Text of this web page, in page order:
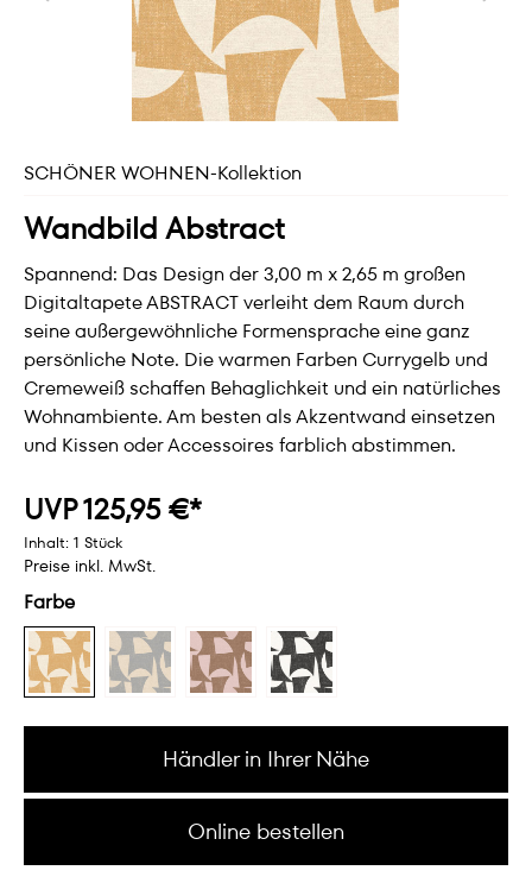
SCHÖNER WOHNEN-Kollektion
Wandbild Abstract
Spannend: Das Design der 3,00 m x 2,65 m großen
Digitaltapete ABSTRACT verleiht dem Raum durch
seine außergewöhnliche Formensprache eine ganz
persönliche Note. Die warmen Farben Currygelb und
Cremeweiß schaffen Behaglichkeit und ein natürliches
Wohnambiente. Am besten als Akzentwand einsetzen
und Kissen oder Accessoires farblich abstimmen.
UVP 125,95 €*
Inhalt: 1 Stück
Preise inkl. MwSt.
Farbe
Händler in Ihrer Nähe
Online bestellen